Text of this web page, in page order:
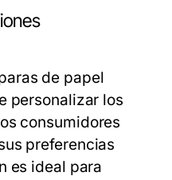
de papel
personalizar los
consumidores
preferencias
es ideal para